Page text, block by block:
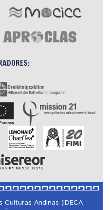
Andinas (IDECA -